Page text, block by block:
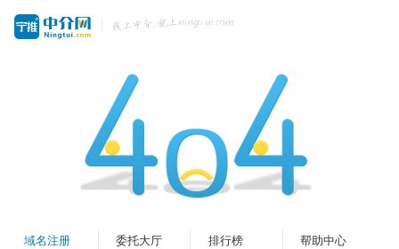
域名注册 委托大厅 排行榜 帮助中心